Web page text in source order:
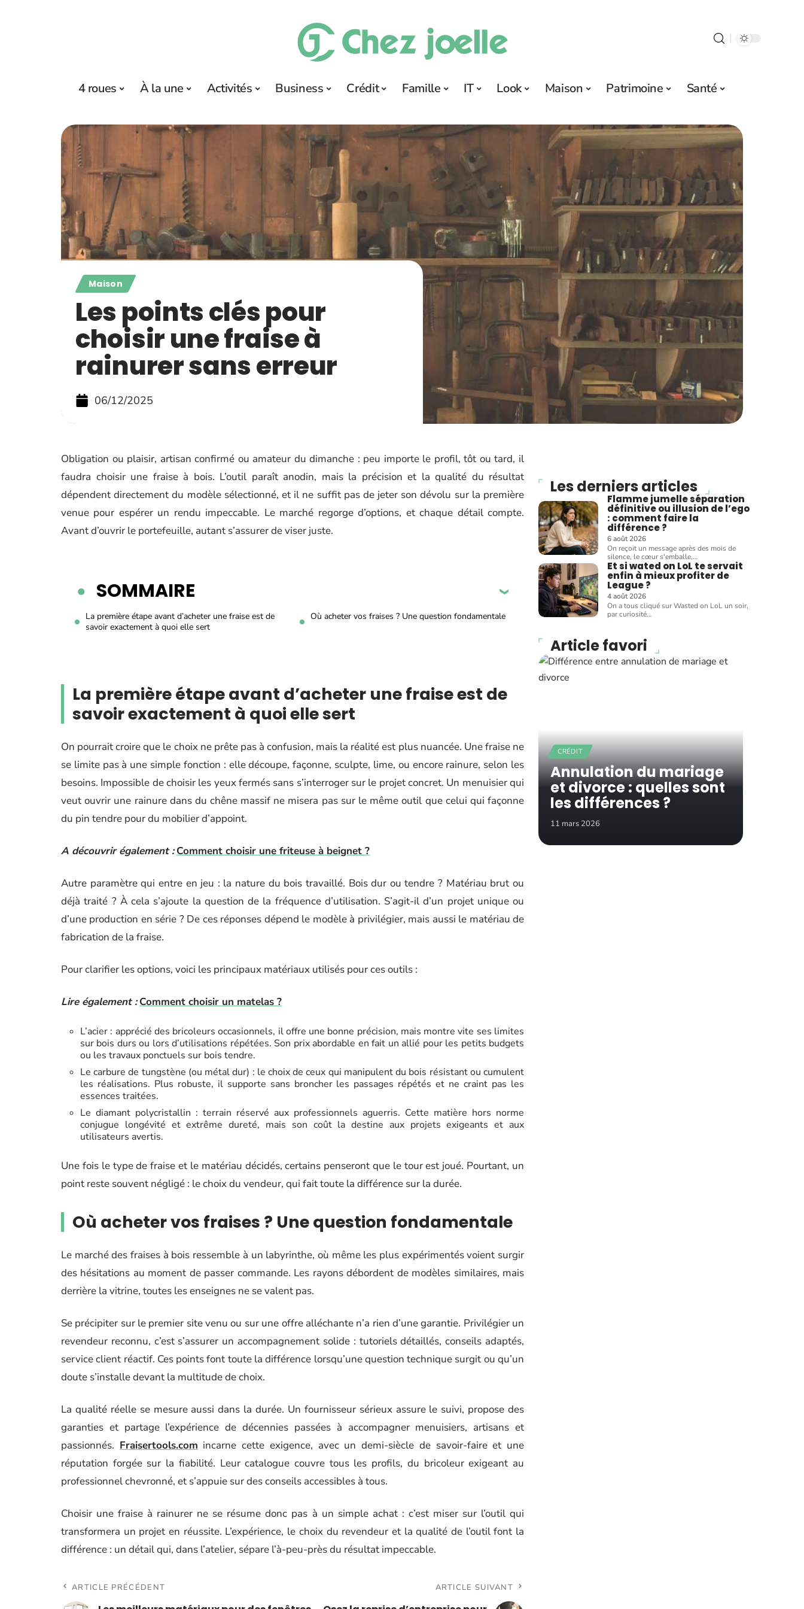
4 roues À la une Activités Business Crédit Famille IT Look Maison Patrimoine Santé
Maison
Les points clés pour
choisir une fraise à
rainurer sans erreur
06/12/2025
Obligation ou plaisir, artisan confirmé ou amateur du dimanche : peu importe le profil, tôt ou tard, il
faudra choisir une fraise à bois. L’outil paraît anodin, mais la précision et la qualité du résultat
dépendent directement du modèle sélectionné, et il ne suffit pas de jeter son dévolu sur la première
venue pour espérer un rendu impeccable. Le marché regorge d’options, et chaque détail compte.
Avant d’ouvrir le portefeuille, autant s’assurer de viser juste.
SOMMAIRE
La première étape avant d’acheter une fraise est de
savoir exactement à quoi elle sert
Où acheter vos fraises ? Une question fondamentale
La première étape avant d’acheter une fraise est de
savoir exactement à quoi elle sert
On pourrait croire que le choix ne prête pas à confusion, mais la réalité est plus nuancée. Une fraise ne
se limite pas à une simple fonction : elle découpe, façonne, sculpte, lime, ou encore rainure, selon les
besoins. Impossible de choisir les yeux fermés sans s’interroger sur le projet concret. Un menuisier qui
veut ouvrir une rainure dans du chêne massif ne misera pas sur le même outil que celui qui façonne
du pin tendre pour du mobilier d’appoint.
A découvrir également : Comment choisir une friteuse à beignet ?
Autre paramètre qui entre en jeu : la nature du bois travaillé. Bois dur ou tendre ? Matériau brut ou
déjà traité ? À cela s’ajoute la question de la fréquence d’utilisation. S’agit-il d’un projet unique ou
d’une production en série ? De ces réponses dépend le modèle à privilégier, mais aussi le matériau de
fabrication de la fraise.
Pour clarifier les options, voici les principaux matériaux utilisés pour ces outils :
Lire également : Comment choisir un matelas ?
L’acier : apprécié des bricoleurs occasionnels, il offre une bonne précision, mais montre vite ses limites
sur bois durs ou lors d’utilisations répétées. Son prix abordable en fait un allié pour les petits budgets
ou les travaux ponctuels sur bois tendre.
Le carbure de tungstène (ou métal dur) : le choix de ceux qui manipulent du bois résistant ou cumulent
les réalisations. Plus robuste, il supporte sans broncher les passages répétés et ne craint pas les
essences traitées.
Le diamant polycristallin : terrain réservé aux professionnels aguerris. Cette matière hors norme
conjugue longévité et extrême dureté, mais son coût la destine aux projets exigeants et aux
utilisateurs avertis.
Une fois le type de fraise et le matériau décidés, certains penseront que le tour est joué. Pourtant, un
point reste souvent négligé : le choix du vendeur, qui fait toute la différence sur la durée.
Où acheter vos fraises ? Une question fondamentale
Le marché des fraises à bois ressemble à un labyrinthe, où même les plus expérimentés voient surgir
des hésitations au moment de passer commande. Les rayons débordent de modèles similaires, mais
derrière la vitrine, toutes les enseignes ne se valent pas.
Se précipiter sur le premier site venu ou sur une offre alléchante n’a rien d’une garantie. Privilégier un
revendeur reconnu, c’est s’assurer un accompagnement solide : tutoriels détaillés, conseils adaptés,
service client réactif. Ces points font toute la différence lorsqu’une question technique surgit ou qu’un
doute s’installe devant la multitude de choix.
La qualité réelle se mesure aussi dans la durée. Un fournisseur sérieux assure le suivi, propose des
garanties et partage l’expérience de décennies passées à accompagner menuisiers, artisans et
passionnés. Fraisertools.com incarne cette exigence, avec un demi-siècle de savoir-faire et une
réputation forgée sur la fiabilité. Leur catalogue couvre tous les profils, du bricoleur exigeant au
professionnel chevronné, et s’appuie sur des conseils accessibles à tous.
Choisir une fraise à rainurer ne se résume donc pas à un simple achat : c’est miser sur l’outil qui
transformera un projet en réussite. L’expérience, le choix du revendeur et la qualité de l’outil font la
différence : un détail qui, dans l’atelier, sépare l’à-peu-près du résultat impeccable.
ARTICLE PRÉCÉDENT ARTICLE SUIVANT
Les derniers articles
Flamme jumelle séparation
définitive ou illusion de l’ego
: comment faire la
différence ?
6 août 2026
On reçoit un message après des mois de
silence, le cœur s'emballe,…
Et si wated on LoL te servait
enfin à mieux profiter de
League ?
4 août 2026
On a tous cliqué sur Wasted on LoL un soir,
par curiosité…
Article favori
CRÉDIT
Annulation du mariage
et divorce : quelles sont
les différences ?
11 mars 2026